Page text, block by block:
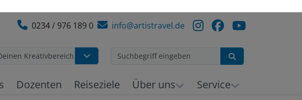
0234 / 976 189 0 info@artistravel.de